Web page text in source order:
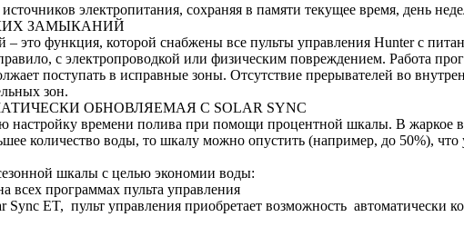
электропитания, сохраняя в памяти текущее время, день
ЗАМЫКАНИЙ
это функция, которой снабжены все пульты управления Hunter с
с электропроводкой или физическим повреждением. Работа
поступать в исправные зоны. Отсутствие прерывателей во
зон.
ОБНОВЛЯЕМАЯ С SOLAR SYNC
настройку времени полива при помощи процентной шкалы. В жаркое
количество воды, то шкалу можно опустить (например, до 50%),
шкалы с целью экономии воды:
программах пульта управления
ET, пульт управления приобретает возможность автоматически